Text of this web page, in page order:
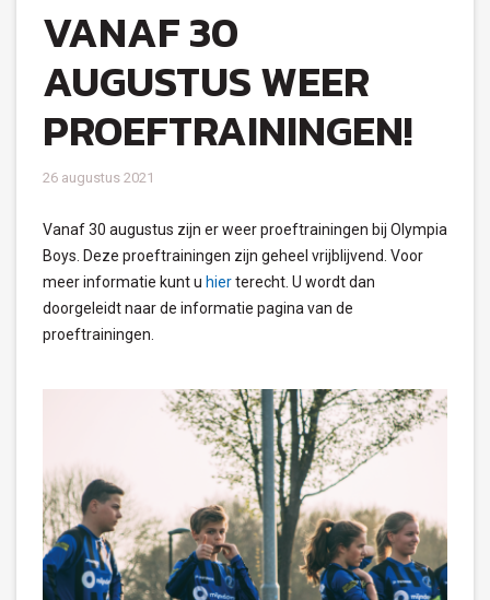
VANAF 30
AUGUSTUS WEER
PROEFTRAININGEN!
26 augustus 2021
Vanaf 30 augustus zijn er weer proeftrainingen bij Olympia
Boys. Deze proeftrainingen zijn geheel vrijblijvend. Voor
meer informatie kunt u hierterecht. U wordt dan
doorgeleidt naar de informatie pagina van de
proeftrainingen.